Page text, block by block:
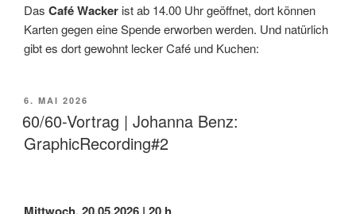
Das Café Wacker ist ab 14.00 Uhr geöffnet, dort können
Karten gegen eine Spende erworben werden. Und natürlich
gibt es dort gewohnt lecker Café und Kuchen:
VERÖFFENTLICHT
6. MAI 2026
60/60-Vortrag | Johanna Benz:
GraphicRecording#2
Mittwoch, 20.05.2026 | 20 h